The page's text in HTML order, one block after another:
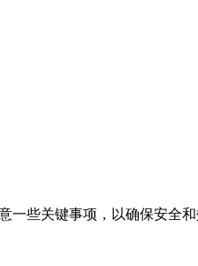
些关键事项，以确保安全